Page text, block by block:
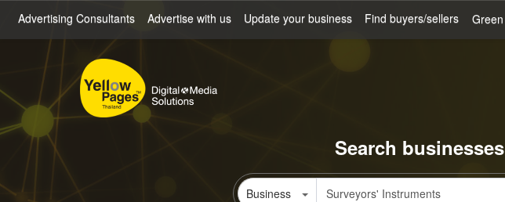
Advertising Consultants Advertise with us Update your business Find buyers/sellers
Search
Business